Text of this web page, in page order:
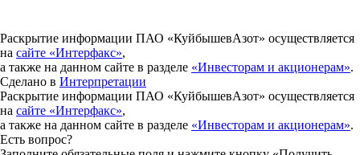
Раскрытие информации ПАО «КуйбышевАзот» осуществляется
на сайте «Интерфакс»,
а также на данном сайте в разделе «Инвесторам и акционерам».
Сделано в Интерпретации
Раскрытие информации ПАО «КуйбышевАзот» осуществляется
на сайте «Интерфакс»,
а также на данном сайте в разделе «Инвесторам и акционерам».
Есть вопрос?